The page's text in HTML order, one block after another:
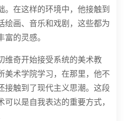
。在这样的环境中，他接触到
绘画、音乐和戏剧，这些都为
富的灵感。
维奇开始接受系统的美术教
美术学院学习，在那里，他不
接触到了现代主义思潮。这段
以是自我表达的重要方式，